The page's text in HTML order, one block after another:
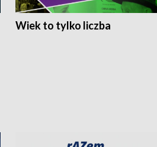
Wiek to tylko liczba